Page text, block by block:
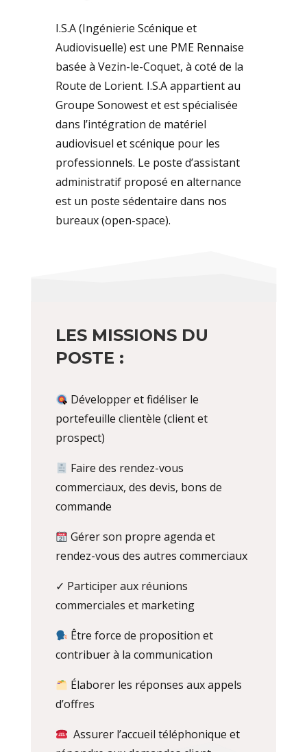
I.S.A (Ingénierie Scénique et
Audiovisuelle) est une PME Rennaise
basée à Vezin-le-Coquet, à coté de la
Route de Lorient. I.S.A appartient au
Groupe Sonowest et est spécialisée
dans l’intégration de matériel
audiovisuel et scénique pour les
professionnels. Le poste d’assistant
administratif proposé en alternance
est un poste sédentaire dans nos
bureaux (open-space).
LES MISSIONS DU
POSTE :
Développer et fidéliser le
portefeuille clientèle (client et
prospect)
Faire des rendez-vous
commerciaux, des devis, bons de
commande
Gérer son propre agenda et
rendez-vous des autres commerciaux
✓ Participer aux réunions
commerciales et marketing
Être force de proposition et
contribuer à la communication
Élaborer les réponses aux appels
d’offres
Assurer l’accueil téléphonique et